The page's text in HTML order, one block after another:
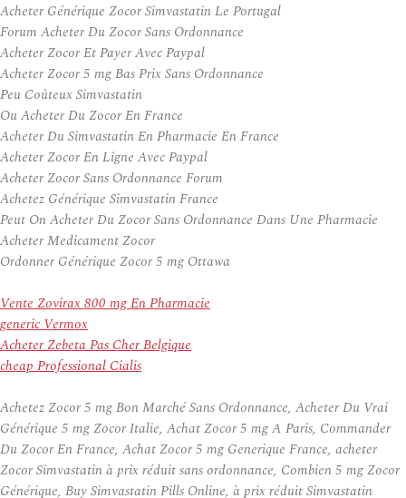
Acheter Générique Zocor Simvastatin Le Portugal
Forum Acheter Du Zocor Sans Ordonnance
Acheter Zocor Et Payer Avec Paypal
Acheter Zocor 5 mg Bas Prix Sans Ordonnance
Peu Coûteux Simvastatin
Ou Acheter Du Zocor En France
Acheter Du Simvastatin En Pharmacie En France
Acheter Zocor En Ligne Avec Paypal
Acheter Zocor Sans Ordonnance Forum
Achetez Générique Simvastatin France
Peut On Acheter Du Zocor Sans Ordonnance Dans Une Pharmacie
Acheter Medicament Zocor
Ordonner Générique Zocor 5 mg Ottawa
Vente Zovirax 800 mg En Pharmacie
generic Vermox
Acheter Zebeta Pas Cher Belgique
cheap Professional Cialis
Achetez Zocor 5 mg Bon Marché Sans Ordonnance, Acheter Du Vrai
Générique 5 mg Zocor Italie, Achat Zocor 5 mg A Paris, Commander
Du Zocor En France, Achat Zocor 5 mg Generique France, acheter
Zocor Simvastatin à prix réduit sans ordonnance, Combien 5 mg Zocor
Générique, Buy Simvastatin Pills Online, à prix réduit Simvastatin